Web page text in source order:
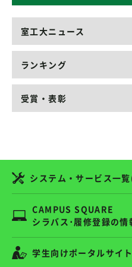
室工大ニュース
ランキング
受賞・表彰
システム・サービス一
CAMPUS SQUARE
シラバス･履修登録の情
学生向けポータルサイト